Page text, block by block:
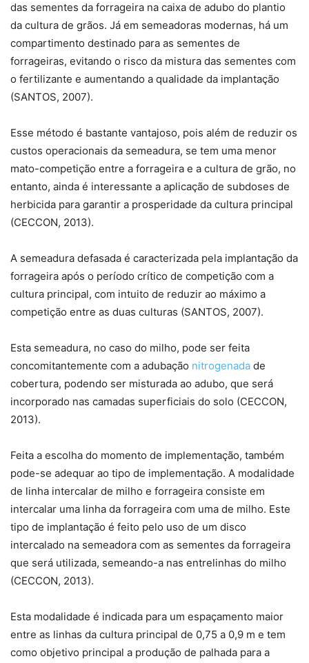
das sementes da forrageira na caixa de adubo do plantio
da cultura de grãos. Já em semeadoras modernas, há um
compartimento destinado para as sementes de
forrageiras, evitando o risco da mistura das sementes com
o fertilizante e aumentando a qualidade da implantação
(SANTOS, 2007).
Esse método é bastante vantajoso, pois além de reduzir os
custos operacionais da semeadura, se tem uma menor
mato-competição entre a forrageira e a cultura de grão, no
entanto, ainda é interessante a aplicação de subdoses de
herbicida para garantir a prosperidade da cultura principal
(CECCON, 2013).
A semeadura defasada é caracterizada pela implantação da
forrageira após o período crítico de competição com a
cultura principal, com intuito de reduzir ao máximo a
competição entre as duas culturas (SANTOS, 2007).
Esta semeadura, no caso do milho, pode ser feita
concomitantemente com a adubação nitrogenada de
cobertura, podendo ser misturada ao adubo, que será
incorporado nas camadas superficiais do solo (CECCON,
2013).
Feita a escolha do momento de implementação, também
pode-se adequar ao tipo de implementação. A modalidade
de linha intercalar de milho e forrageira consiste em
intercalar uma linha da forrageira com uma de milho. Este
tipo de implantação é feito pelo uso de um disco
intercalado na semeadora com as sementes da forrageira
que será utilizada, semeando-a nas entrelinhas do milho
(CECCON, 2013).
Esta modalidade é indicada para um espaçamento maior
entre as linhas da cultura principal de 0,75 a 0,9 m e tem
como objetivo principal a produção de palhada para a